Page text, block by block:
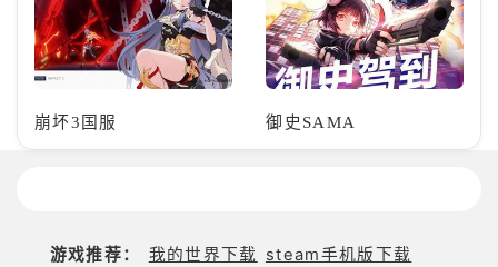
崩坏3国服 御史SAMA
游戏推荐： 我的世界下载 steam手机版下载